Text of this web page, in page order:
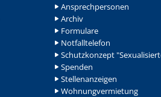
Ansprechpersonen
Archiv
Formulare
Notfalltelefon
Schutzkonzept
Spenden
Stellenanzeigen
Wohnungvermietung